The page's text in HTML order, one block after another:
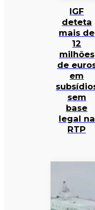
IGF
deteta
mais de
12
milhões
de
em
sem
base
legal na
RTP